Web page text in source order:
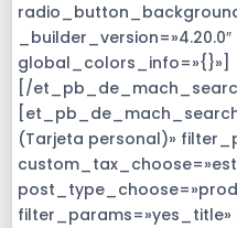
global_colors_info=»{}»]
[/
(Tarjeta personal)»